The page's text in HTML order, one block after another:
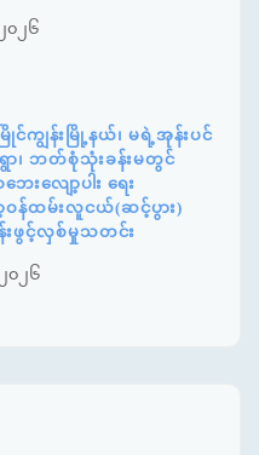
၀၂၆
ြိုင်ကျွန်းမြို့နယ်၊ မရဲ့အုန်းပင်
ရွာ၊ ဘတ်စုံသုံးခန်းမတွင်
းလျော့ပါး ရေး
ဝန်ထမ်းလူငယ်(ဆင့်ပွား)
ဖွင့်လှစ်မှုသတင်း
၀၂၆